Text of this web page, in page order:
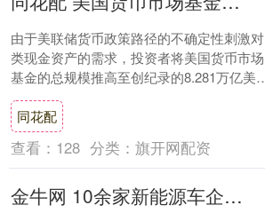
由于美联储货币政策路径的不确定性刺激对
类现金资产的需求，投资者将美国货币市场
基金的总规模推高至创纪录的8.281万亿美
元。根据Crane Data LLC的最新....
同花配
查看： 128 分类： 旗开网配资
金牛网 10余家新能源车企计划涨价，抢车入手还是持币观望？｜宅男财经